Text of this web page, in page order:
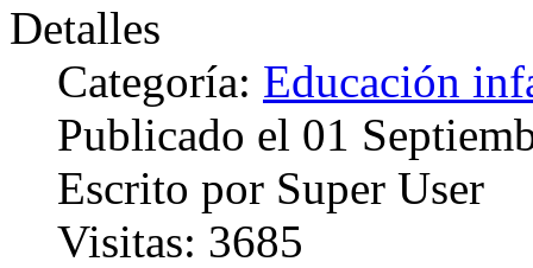
Detalles
Categoría: Educación
Publicado el 01
Escrito por Super User
Visitas: 3685